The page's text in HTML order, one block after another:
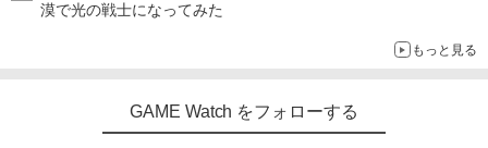
漠で光の戦士になってみた
もっと見る
GAME Watch をフォローする